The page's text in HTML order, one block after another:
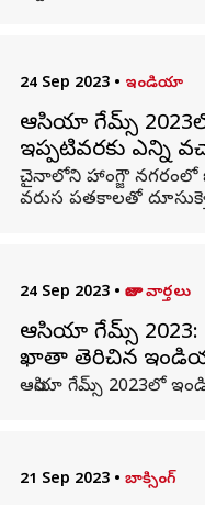
24 Sep 2023 • ఇండియా
ఆసియా గేమ్స్
ఇప్పటివరకు ఎన్ని
చైనాలోని హాంగ్జౌ నగరంలో
వరుస పతకాలతో
24 Sep 2023 • తాజా వార్తలు
ఆసియా గేమ్స్
ఖాతా తెరిచిన
ఆసియా గేమ్స్ 2023లో
21 Sep 2023 • బాక్సింగ్